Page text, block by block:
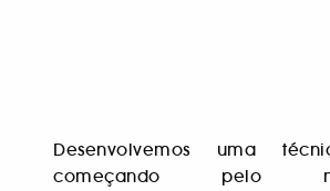
Desenvolvemos uma
começando pelo